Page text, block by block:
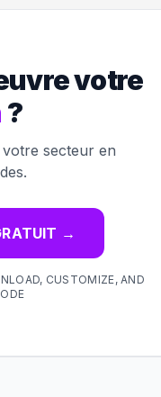
votre
?
secteur en
→
CUSTOMIZE, AND